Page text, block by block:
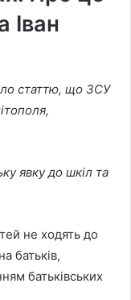
Іван
статтю, що ЗСУ
явку до шкіл та
не ходять до
батьків,
батьківських